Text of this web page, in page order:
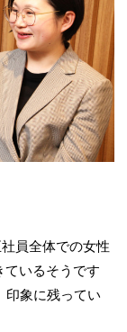
員全体での女性
ているそうです
印象に残ってい